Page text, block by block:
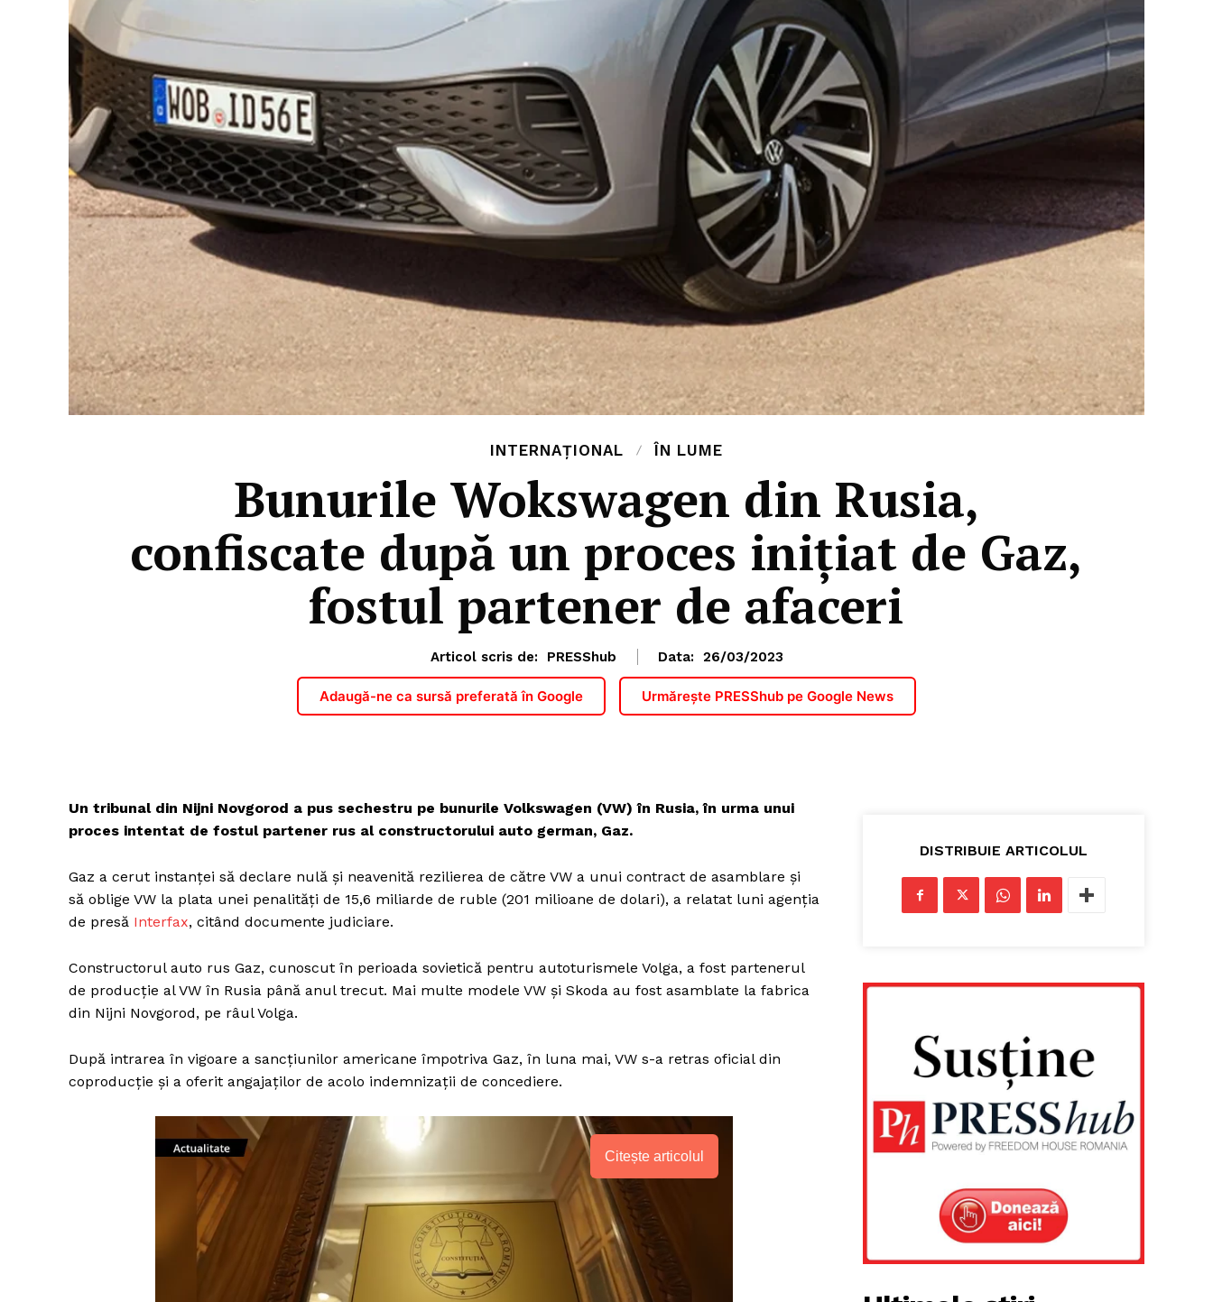
INTERNAȚIONAL ÎN LUME
Bunurile Wokswagen din Rusia,
confiscate după un proces inițiat de Gaz,
fostul partener de afaceri
Articol scris de: PRESShub Data: 26/03/2023
Adaugă-ne ca sursă preferată în Google Urmărește PRESShub pe Google News
Un tribunal din Nijni Novgorod a pus sechestru pe bunurile Volkswagen (VW) în Rusia, în urma unui
proces intentat de fostul partener rus al constructorului auto german, Gaz.
Gaz a cerut instanței să declare nulă și neavenită rezilierea de către VW a unui contract de asamblare și
să oblige VW la plata unei penalități de 15,6 miliarde de ruble (201 milioane de dolari), a relatat luni agenția
de presă Interfax, citând documente judiciare.
Constructorul auto rus Gaz, cunoscut în perioada sovietică pentru autoturismele Volga, a fost partenerul
de producție al VW în Rusia până anul trecut. Mai multe modele VW și Skoda au fost asamblate la fabrica
din Nijni Novgorod, pe râul Volga.
După intrarea în vigoare a sancțiunilor americane împotriva Gaz, în luna mai, VW s-a retras oficial din
coproducție și a oferit angajaților de acolo indemnizații de concediere.
Citește articolul
DISTRIBUIE ARTICOLUL